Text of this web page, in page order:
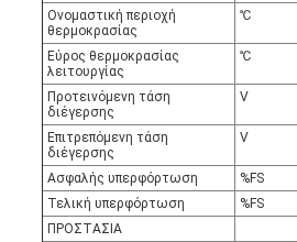
Ονομαστική περιοχή
θερμοκρασίας
℃
Εύρος θερμοκρασίας
λειτουργίας
℃
Προτεινόμενη τάση
διέγερσης
V
Επιτρεπόμενη τάση
διέγερσης
V
Ασφαλής υπερφόρτωση %FS
Τελική υπερφόρτωση
%FS
ΠΡΟΣΤΑΣΙΑ